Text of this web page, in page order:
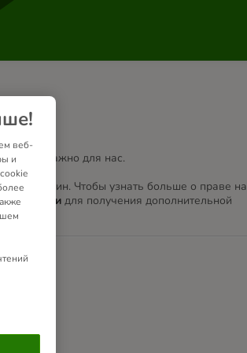
очень важно для нас.
причин. Чтобы узнать больше о праве на
для получения дополнительной
веб-
и